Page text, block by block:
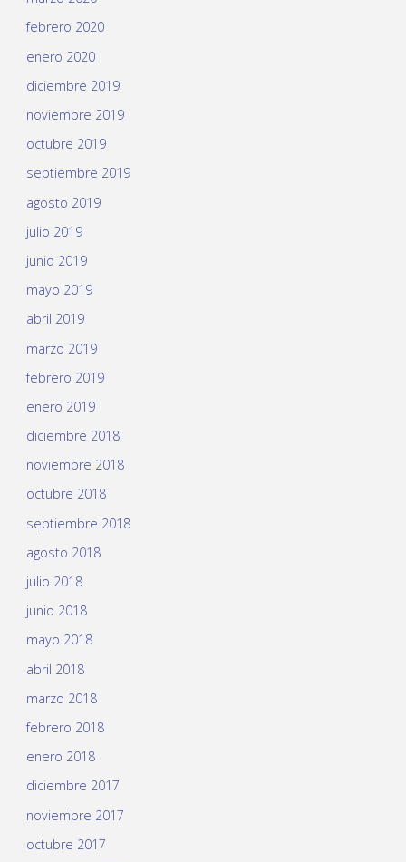
febrero 2020
enero 2020
diciembre 2019
noviembre 2019
octubre 2019
septiembre 2019
agosto 2019
julio 2019
junio 2019
mayo 2019
abril 2019
marzo 2019
febrero 2019
enero 2019
diciembre 2018
noviembre 2018
octubre 2018
septiembre 2018
agosto 2018
julio 2018
junio 2018
mayo 2018
abril 2018
marzo 2018
febrero 2018
enero 2018
diciembre 2017
noviembre 2017
octubre 2017